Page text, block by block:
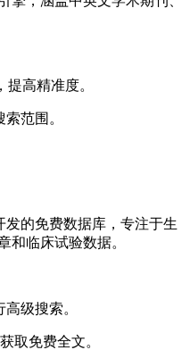
提高精准度。
范围。
发的免费数据库，专注于生
和临床试验数据。
高级搜索。
取免费全文。